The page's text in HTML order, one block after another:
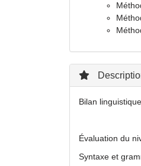
Bilan linguistique
Évaluation du
Syntaxe et